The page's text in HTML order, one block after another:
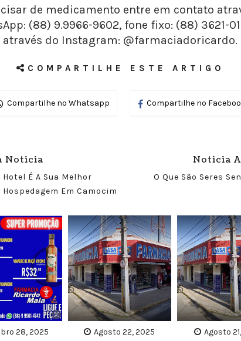
de medicamento entre em contato
(88) 9.9966-9602, fone fixo: (88) 3621-
através do Instagram: @farmaciadoricardo.
COMPARTILHE ESTE ARTIGO
Compartilhe no Whatsapp Compartilhe no
Noticia
É A Sua Melhor
Hospedagem Em Camocim
Noticia
O Que São Seres
28, 2025
Agosto 22, 2025
Agosto